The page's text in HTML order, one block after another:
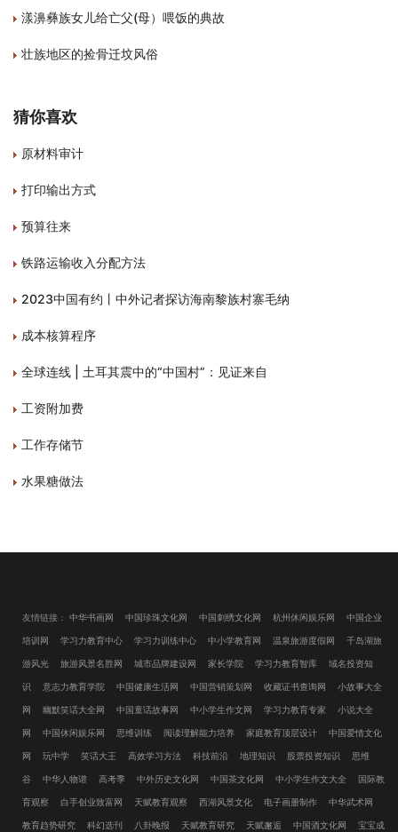
漾濞彝族女儿给亡父(母）喂饭的典故
壮族地区的捡骨迁坟风俗
猜你喜欢
原材料审计
打印输出方式
预算往来
铁路运输收入分配方法
2023中国有约丨中外记者探访海南黎族村寨毛纳
成本核算程序
全球连线 | 土耳其震中的“中国村”：见证来自
工资附加费
工作存储节
水果糖做法
友情链接： 中华书画网 中国珍珠文化网 中国刺绣文化网 杭州休闲娱乐网 中国企业
培训网 学习力教育中心 学习力训练中心 中小学教育网 温泉旅游度假网 千岛湖旅
游风光 旅游风景名胜网 城市品牌建设网 家长学院 学习力教育智库 域名投资知
识 意志力教育学院 中国健康生活网 中国营销策划网 收藏证书查询网 小故事大全
网 幽默笑话大全网 中国童话故事网 中小学生作文网 学习力教育专家 小说大全
网 中国休闲娱乐网 思维训练 阅读理解能力培养 家庭教育顶层设计 中国爱情文化
网 玩中学 笑话大王 高效学习方法 科技前沿 地理知识 股票投资知识 思维
谷 中华人物谱 高考季 中外历史文化网 中国茶文化网 中小学生作文大全 国际教
育观察 白手创业致富网 天赋教育观察 西湖风景文化 电子画册制作 中华武术网
教育趋势研究 科幻选刊 八卦晚报 天赋教育研究 天赋邂逅 中国酒文化网 宝宝成